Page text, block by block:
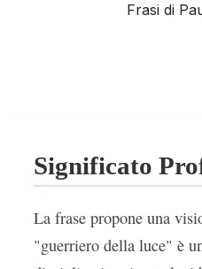
Frasi di
Significato
La frase propone una
"guerriero della luce" è